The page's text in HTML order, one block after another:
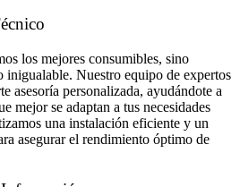
los mejores consumibles, sino
inigualable. Nuestro equipo de expertos
asesoría personalizada, ayudándote a
mejor se adaptan a tus necesidades
una instalación eficiente y un
asegurar el rendimiento óptimo de